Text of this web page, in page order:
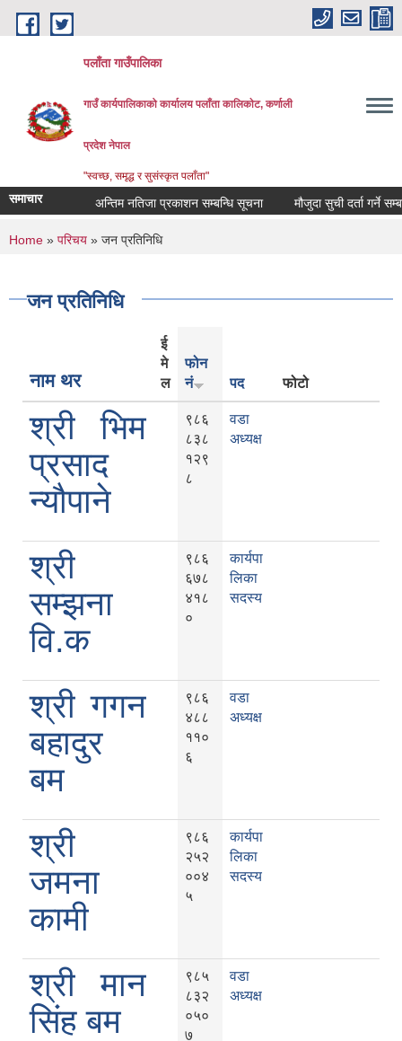
Skip to main content
पलाँता गाउँपालिका
गाउँ कार्यपालिकाको कार्यालयपलाँता कालिकाेट, कर्णाली
प्रदेश नेपाल
"स्वच्छ, समृद्ध र सुसंस्कृत पलाँता"
समाचार अन्तिम नतिजा प्रकाशन सम्बन्धि सूचना मौजुदा सुची दर्ता गर्ने सम्बन्धी
You are here
Home » परिचय » जन प्रतिनिधि
जन प्रतिनिधि
नाम थर
ई
मे
ल
फोन
नं
पद फोटो
श्री भिम
प्रसाद
न्यौपाने
९८६
८३८
१२९
८
वडा
अध्यक्ष
श्री
सम्झना
वि.क
९८६
६७८
४१८
०
कार्यपा
लिका
सदस्य
श्री गगन
बहादुर
बम
९८६
४८८
११०
६
वडा
अध्यक्ष
श्री
जमना
कामी
९८६
२५२
००४
५
कार्यपा
लिका
सदस्य
श्री मान
सिंह बम
९८५
८३२
०५०
७
वडा
अध्यक्ष